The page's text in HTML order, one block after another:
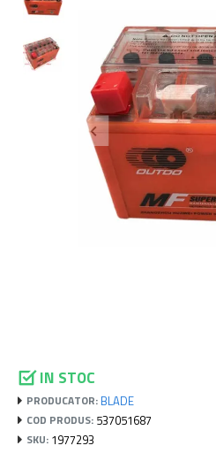
IN STOC
PRODUCATOR: BLADE
COD PRODUS: 537051687
SKU: 1977293